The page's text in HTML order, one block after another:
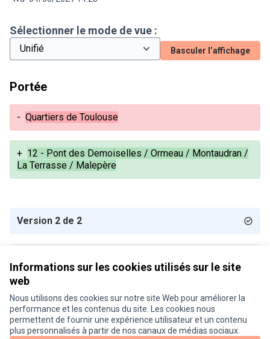
Informations sur les cookies utilisés sur le site
web
Nous utilisons des cookies sur notre site Web pour améliorer la
performance et les contenus du site. Les cookies nous
permettent de fournir une expérience utilisateur et un contenu
plus personnalisés à partir de nos canaux de médias sociaux.
Sélectionner le mode de vue :
Basculer l’affichage
Portée
- Quartiers de Toulouse
+ 12 - Pont des Demoiselles / Ormeau / Montaudran /
La Terrasse / Malepère
Version 2 de 2
Conditions d'utilisation
Paramètres des cookies
Je participe ! sur X
Je participe ! sur Facebook
Je participe ! sur Instagram